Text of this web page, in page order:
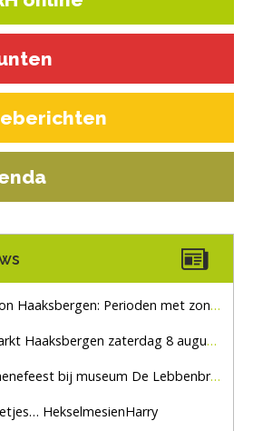
Perioden met zon en droog
zaterdag 8 augustus, marktplein Haaksbergen
bij museum De Lebbenbrugge
HekselmesienHarry